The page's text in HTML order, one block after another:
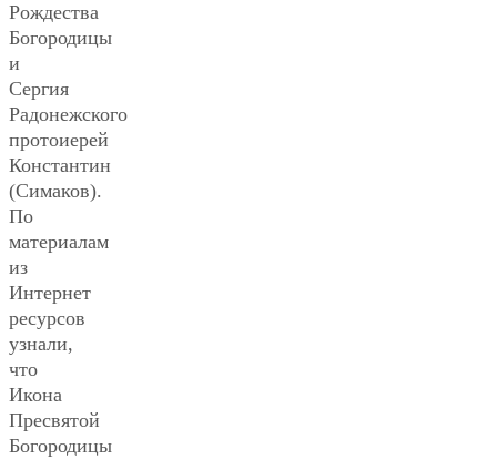
Рождества
Богородицы
и
Сергия
Радонежского
протоиерей
Константин
(Симаков).
По
материалам
из
Интернет
ресурсов
узнали,
что
Икона
Пресвятой
Богородицы